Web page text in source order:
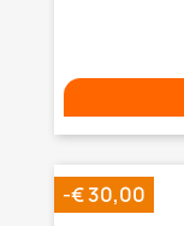
-€ 30,00